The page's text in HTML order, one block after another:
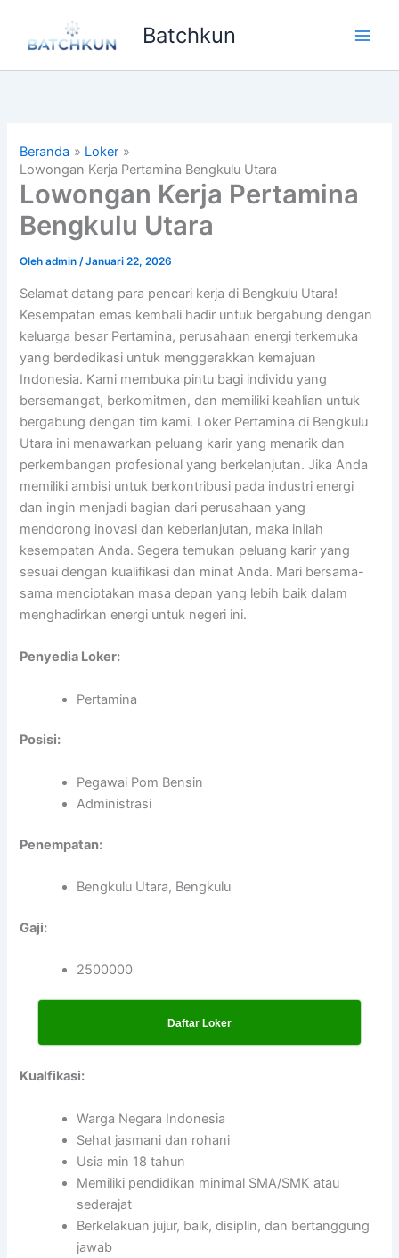
konten
Batchkun
Beranda
Loker
Lowongan Kerja Pertamina Bengkulu Utara
Lowongan Kerja Pertamina
Bengkulu Utara
Olehadmin/Januari 22, 2026
Selamat datang para pencari kerja di Bengkulu Utara!
Kesempatan emas kembali hadir untuk bergabung dengan
keluarga besar Pertamina, perusahaan energi terkemuka
yang berdedikasi untuk menggerakkan kemajuan
Indonesia. Kami membuka pintu bagi individu yang
bersemangat, berkomitmen, dan memiliki keahlian untuk
bergabung dengan tim kami. Loker Pertamina di Bengkulu
Utara ini menawarkan peluang karir yang menarik dan
perkembangan profesional yang berkelanjutan. Jika Anda
memiliki ambisi untuk berkontribusi pada industri energi
dan ingin menjadi bagian dari perusahaan yang
mendorong inovasi dan keberlanjutan, maka inilah
kesempatan Anda. Segera temukan peluang karir yang
sesuai dengan kualifikasi dan minat Anda. Mari bersama-
sama menciptakan masa depan yang lebih baik dalam
menghadirkan energi untuk negeri ini.
Penyedia Loker:
Pertamina
Posisi:
Pegawai Pom Bensin
Administrasi
Penempatan:
Bengkulu Utara, Bengkulu
Gaji:
2500000
Daftar Loker
Kualfikasi:
Warga Negara Indonesia
Sehat jasmani dan rohani
Usia min 18 tahun
Memiliki pendidikan minimal SMA/SMK atau
sederajat
Berkelakuan jujur, baik, disiplin, dan bertanggung
jawab